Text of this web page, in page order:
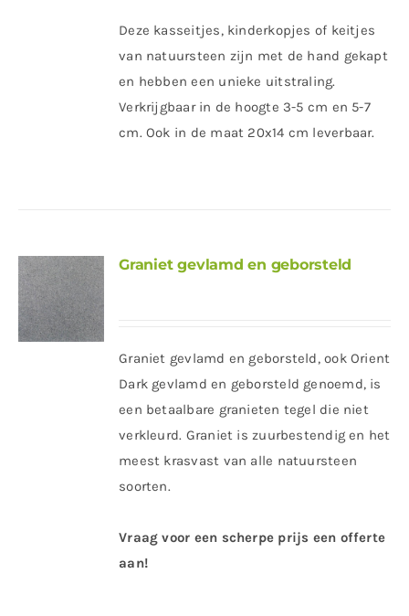
Deze kasseitjes, kinderkopjes of keitjes
van natuursteen zijn met de hand gekapt
en hebben een unieke uitstraling.
Verkrijgbaar in de hoogte 3-5 cm en 5-7
cm. Ook in de maat 20x14 cm leverbaar.
Graniet gevlamd en geborsteld
Graniet gevlamd en geborsteld, ook Orient
Dark gevlamd en geborsteld genoemd, is
een betaalbare granieten tegel die niet
verkleurd. Graniet is zuurbestendig en het
meest krasvast van alle natuursteen
soorten.
Vraag voor een scherpe prijs een offerte
aan!